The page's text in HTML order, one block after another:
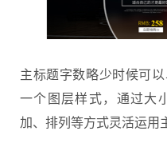
主标题字数略少时候可
一个图层样式，通过大
加、排列等方式灵活运用